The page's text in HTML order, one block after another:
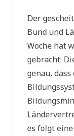
Der
Bund und
Woche hat
gebracht:
genau,
es folgt